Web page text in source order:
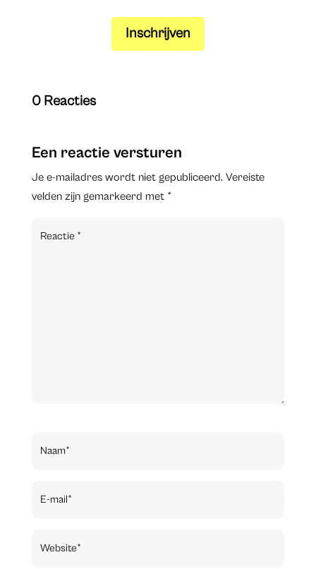
Inschrijven
0 Reacties
Een reactie versturen
Je e-mailadres wordt niet gepubliceerd. Vereiste
velden zijn gemarkeerd met *